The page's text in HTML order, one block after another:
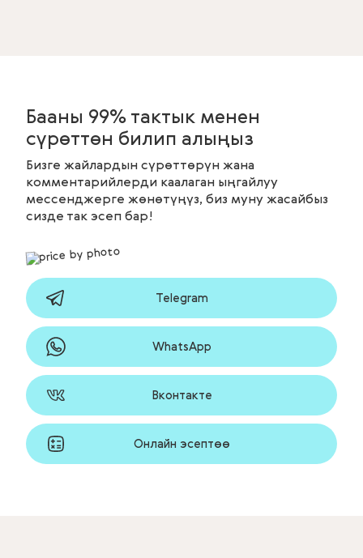
Бааны 99% тактык менен
сүрөттөн билип алыңыз
Бизге жайлардын сүрөттөрүн жана
комментарийлерди каалаган ыңгайлуу
мессенджерге жөнөтүңүз, биз муну жасайбыз
сизде так эсеп бар!
Telegram
WhatsApp
Вконтакте
Онлайн эсептөө